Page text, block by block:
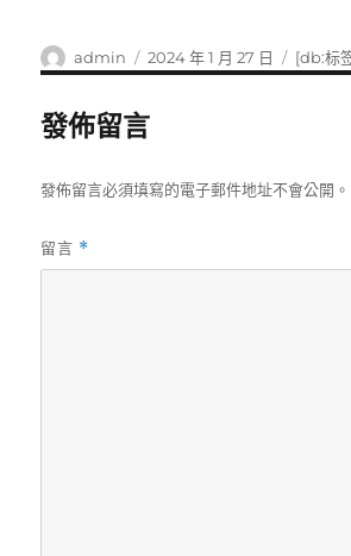
作
者
admin
發
佈
2024 年 1 月 27 日
標
籤
[db:标
發佈留言
發佈留言必須填寫的電子郵件地址不會公開。
留言 *